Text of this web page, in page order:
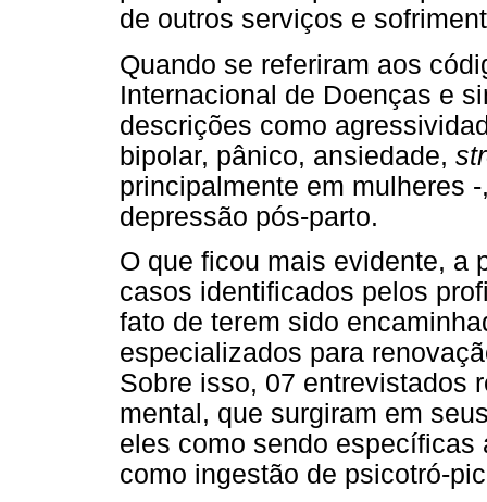
de outros serviços e
Quando se referiram aos
Internacional de Doenças e
descrições como
bipolar, pânico, ansiedade,
principalmente em mulheres
depressão pós-parto.
O que ficou mais evidente, a
casos identificados pelos
fato de terem sido
especializados para
Sobre isso, 07 entrevistados
mental, que surgiram em
eles como sendo
como ingestão de psicotró-